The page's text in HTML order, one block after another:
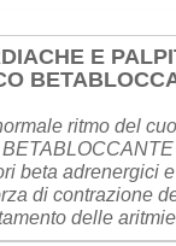
E
ritmo del
beta adrenergici
di contrazione
delle